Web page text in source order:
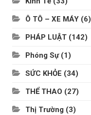
Ô TÔ – XE MÁY (6)
PHÁP LUẬT (142)
Phóng Sự(1)
SỨC KHỎE (34)
THỂ THAO (27)
Thị Trường (3)